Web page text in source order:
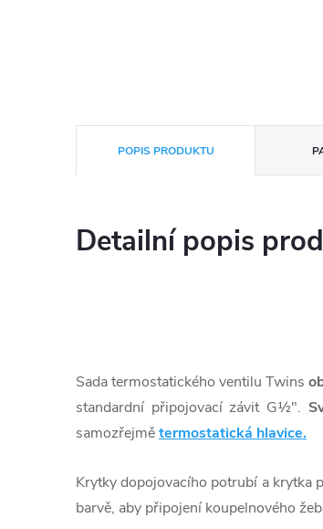
POPIS PRODUKTU
Detailní popis
Sada termostatického ventilu Twins
standardní připojovací závit G½".
samozřejmětermostatická hlavice.
Krytky dopojovacího potrubí a krytka
barvě, aby připojení koupelnového